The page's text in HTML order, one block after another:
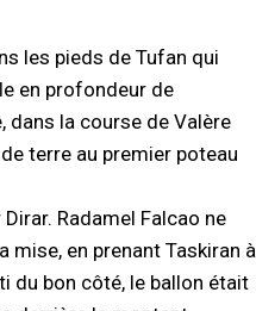
les pieds de Tufan qui
en profondeur de
dans la course de Valère
terre au premier poteau
Radamel Falcao ne
mise, en prenant Taskiran à
du bon côté, le ballon était